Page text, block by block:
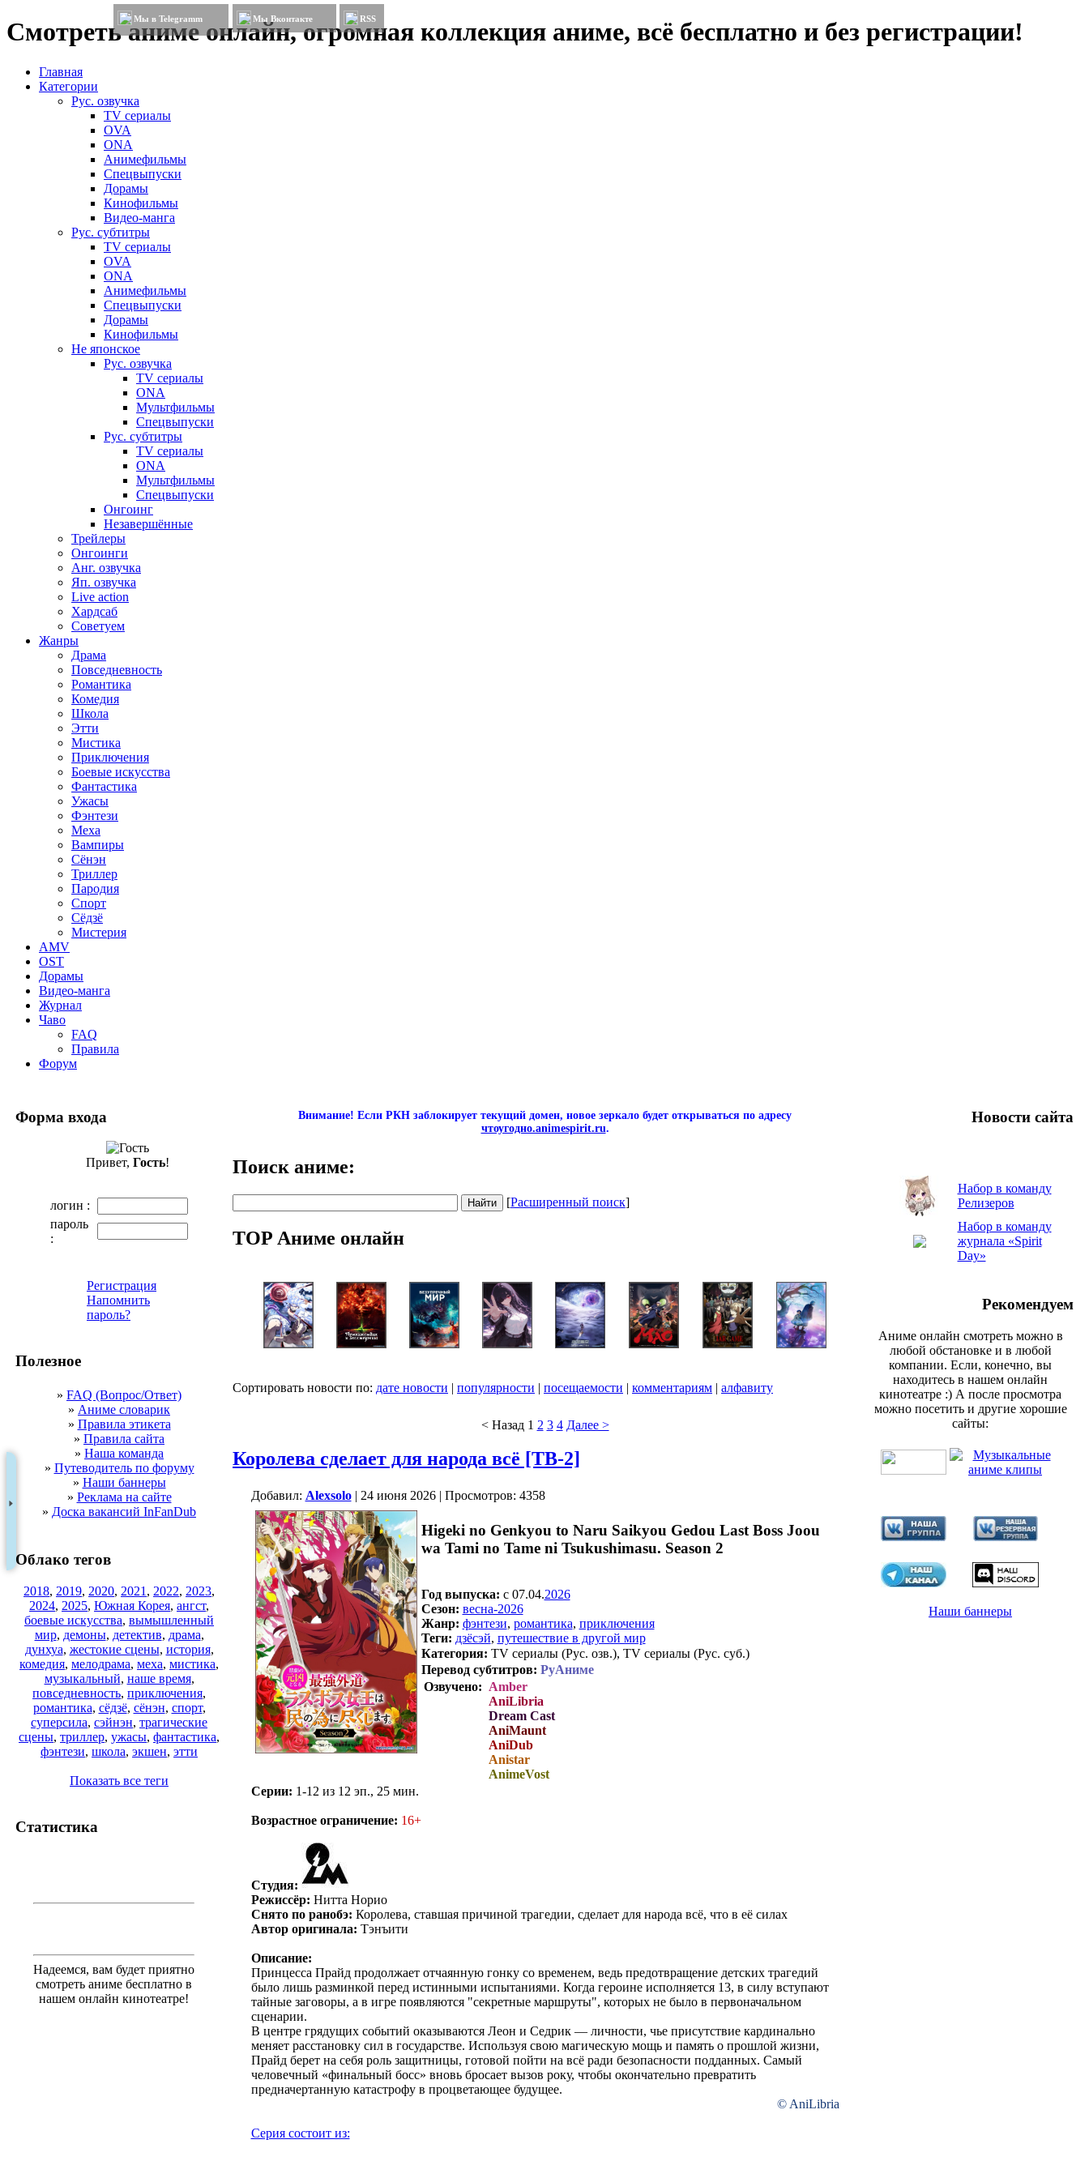
Смотреть аниме онлайн, огромная коллекция аниме, всё бесплатно и без регистрации!
Мы в Telegramm Мы Вконтакте RSS
Главная
Категории
Рус. озвучка
TV сериалы
OVA
ONA
Анимефильмы
Спецвыпуски
Дорамы
Кинофильмы
Видео-манга
Рус. субтитры
TV сериалы
OVA
ONA
Анимефильмы
Спецвыпуски
Дорамы
Кинофильмы
Не японское
Рус. озвучка
TV сериалы
ONA
Мультфильмы
Спецвыпуски
Рус. субтитры
TV сериалы
ONA
Мультфильмы
Спецвыпуски
Онгоинг
Незавершённые
Трейлеры
Онгоинги
Анг. озвучка
Яп. озвучка
Live action
Хардсаб
Советуем
Жанры
Драма
Повседневность
Романтика
Комедия
Школа
Этти
Мистика
Приключения
Боевые искусства
Фантастика
Ужасы
Фэнтези
Меха
Вампиры
Сёнэн
Триллер
Пародия
Спорт
Сёдзё
Мистерия
AMV
OST
Дорамы
Видео-манга
Журнал
Чаво
FAQ
Правила
Форум
Форма входа
Привет, Гость!
логин :
пароль
:
Регистрация
Напомнить
пароль?
Полезное
» FAQ (Вопрос/Ответ)
» Аниме словарик
» Правила этикета
» Правила сайта
» Наша команда
» Путеводитель по форуму
» Наши баннеры
» Реклама на сайте
» Доска вакансий InFanDub
Облако тегов
2018, 2019, 2020, 2021 , 2022, 2023,
2024, 2025, Южная Корея, ангст,
боевые искусства, вымышленный
мир, демоны, детектив, драма,
дунхуа, жестокие сцены, история,
комедия, мелодрама, меха, мистика,
музыкальный, наше время,
повседневность, приключения,
романтика, сёдзё, сёнэн, спорт,
суперсила, сэйнэн, трагические
сцены, триллер, ужасы, фантастика,
фэнтези, школа, экшен, этти
Показать все теги
Статистика
Надеемся, вам будет приятно
смотреть аниме бесплатно в
нашем онлайн кинотеатре!
Внимание! Если РКН заблокирует текущий домен, новое зеркало будет открываться по адресу
чтоугодно.animespirit.ru.
Поиск аниме:
[Расширенный поиск]
TOP Аниме онлайн
Сортировать новости по: дате новости | популярности | посещаемости | комментариям | алфавиту
< Назад 1 2 3 4 Далее >
Королева сделает для народа всё [ТВ-2]
Добавил: Alexsolo| 24 июня 2026 | Просмотров: 4358
Higeki no Genkyou to Naru Saikyou Gedou Last Boss Joou
wa Tami no Tame ni Tsukushimasu. Season 2
Год выпуска: c 07.04.2026
Сезон: весна-2026
Жанр: фэнтези, романтика, приключения
Теги: дзёсэй, путешествие в другой мир
Категория: TV сериалы (Рус. озв.), TV сериалы (Рус. суб.)
Перевод субтитров: РуАниме
Озвучено: Amber
AniLibria
Dream Cast
AniMaunt
AniDub
Anistar
AnimeVost
Серии: 1-12 из 12 эп., 25 мин.
Возрастное ограничение: 16+
Студия:
Режиссёр: Нитта Норио
Снято по ранобэ: Королева, ставшая причиной трагедии, сделает для народа всё, что в её силах
Автор оригинала: Тэнъити
Описание:
Принцесса Прайд продолжает отчаянную гонку со временем, ведь предотвращение детских трагедий
было лишь разминкой перед истинными испытаниями. Когда героине исполняется 13, в силу вступают
тайные заговоры, а в игре появляются "секретные маршруты", которых не было в первоначальном
сценарии.
В центре грядущих событий оказываются Леон и Седрик — личности, чье присутствие кардинально
меняет расстановку сил в государстве. Используя свою магическую мощь и память о прошлой жизни,
Прайд берет на себя роль защитницы, готовой пойти на всё ради безопасности подданных. Самый
человечный «финальный босс» вновь бросает вызов року, чтобы окончательно превратить
предначертанную катастрофу в процветающее будущее.
© AniLibria
Серия состоит из:
Новости сайта
Набор в команду
Релизеров
Набор в команду
журнала «Spirit
Day»
Рекомендуем
Аниме онлайн смотреть можно в
любой обстановке и в любой
компании. Если, конечно, вы
находитесь в нашем онлайн
кинотеатре :) А после просмотра
можно посетить и другие хорошие
сайты:
Наши баннеры